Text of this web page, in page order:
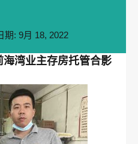
期: 9月 18, 2022
湾业主存房托管合影